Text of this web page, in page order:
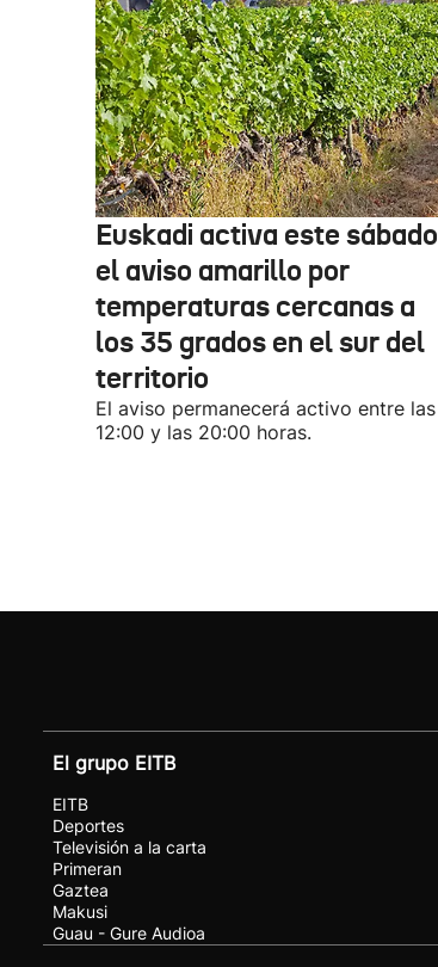
Euskadi activa este sábado
el aviso amarillo por
temperaturas cercanas a
los 35 grados en el sur del
territorio
El aviso permanecerá activo entre las
12:00 y las 20:00 horas.
El grupo EITB
EITB
Deportes
Televisión a la carta
Primeran
Gaztea
Makusi
Guau - Gure Audioa